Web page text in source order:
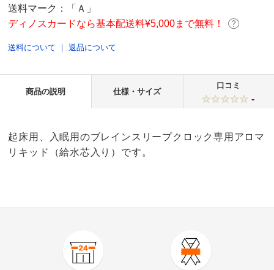
送料マーク：
「Ａ」
ディノスカードなら基本配送料¥5,000まで無料！
送料について ｜返品について
商品の説明 仕様・サイズ
口コミ
-
起床用、入眠用のブレインスリープクロック専用アロマ
リキッド（給水芯入り）です。
900-6612-71